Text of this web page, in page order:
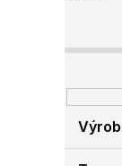
a
n
í
a